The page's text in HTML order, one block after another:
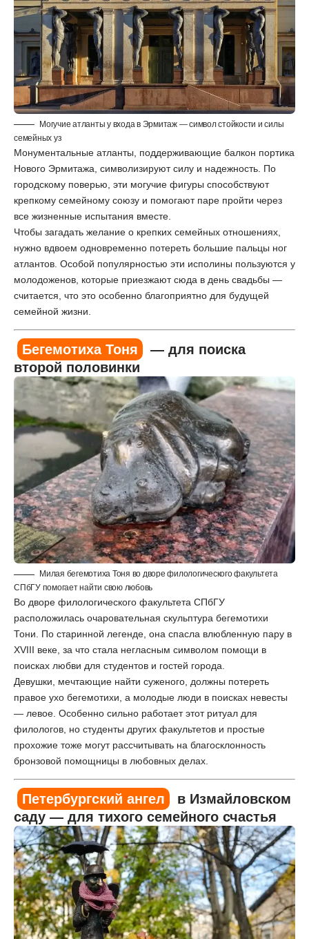
Могучие атланты у входа в Эрмитаж — символ стойкости и силы
семейных уз
Монументальные атланты, поддерживающие балкон портика
Нового Эрмитажа, символизируют силу и надежность. По
городскому поверью, эти могучие фигуры способствуют
крепкому семейному союзу и помогают паре пройти через
все жизненные испытания вместе.
Чтобы загадать желание о крепких семейных отношениях,
нужно вдвоем одновременно потереть большие пальцы ног
атлантов. Особой популярностью эти исполины пользуются у
молодоженов, которые приезжают сюда в день свадьбы —
считается, что это особенно благоприятно для будущей
семейной жизни.
Бегемотиха Тоня
— для поиска
второй половинки
Милая бегемотиха Тоня во дворе филологического факультета
СПбГУ помогает найти свою любовь
Во дворе филологического факультета СПбГУ
расположилась очаровательная скульптура бегемотихи
Тони. По старинной легенде, она спасла влюбленную пару в
XVIII веке, за что стала негласным символом помощи в
поисках любви для студентов и гостей города.
Девушки, мечтающие найти суженого, должны потереть
правое ухо бегемотихи, а молодые люди в поисках невесты
— левое. Особенно сильно работает этот ритуал для
филологов, но студенты других факультетов и простые
прохожие тоже могут рассчитывать на благосклонность
бронзовой помощницы в любовных делах.
Петербургский ангел
в Измайловском
саду — для тихого семейного счастья